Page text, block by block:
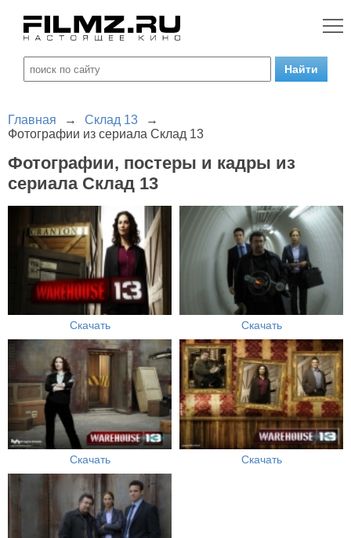
Главная → Склад 13
→
Фотографии из сериала Склад 13
Фотографии, постеры и кадры из
сериала Склад 13
Скачать Скачать
Скачать Скачать